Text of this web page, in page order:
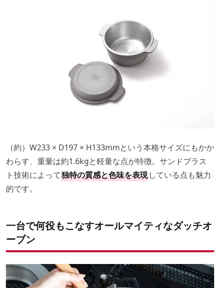
（約）W233 × D197 × H133mmという本格サイズにもかか
わらす、重量は約1.6kgと軽量な点が特徴。サンドブラス
ト技術によって独特の質感と色味を表現している点も魅力
的です。
一台で何役もこなすオールマイティなダッチオ
ーブン